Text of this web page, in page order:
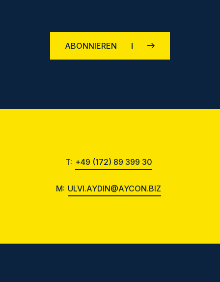
ABONNIEREN
T: +49 (172) 89 399 30
M: ULVI.AYDIN@AYCON.BIZ